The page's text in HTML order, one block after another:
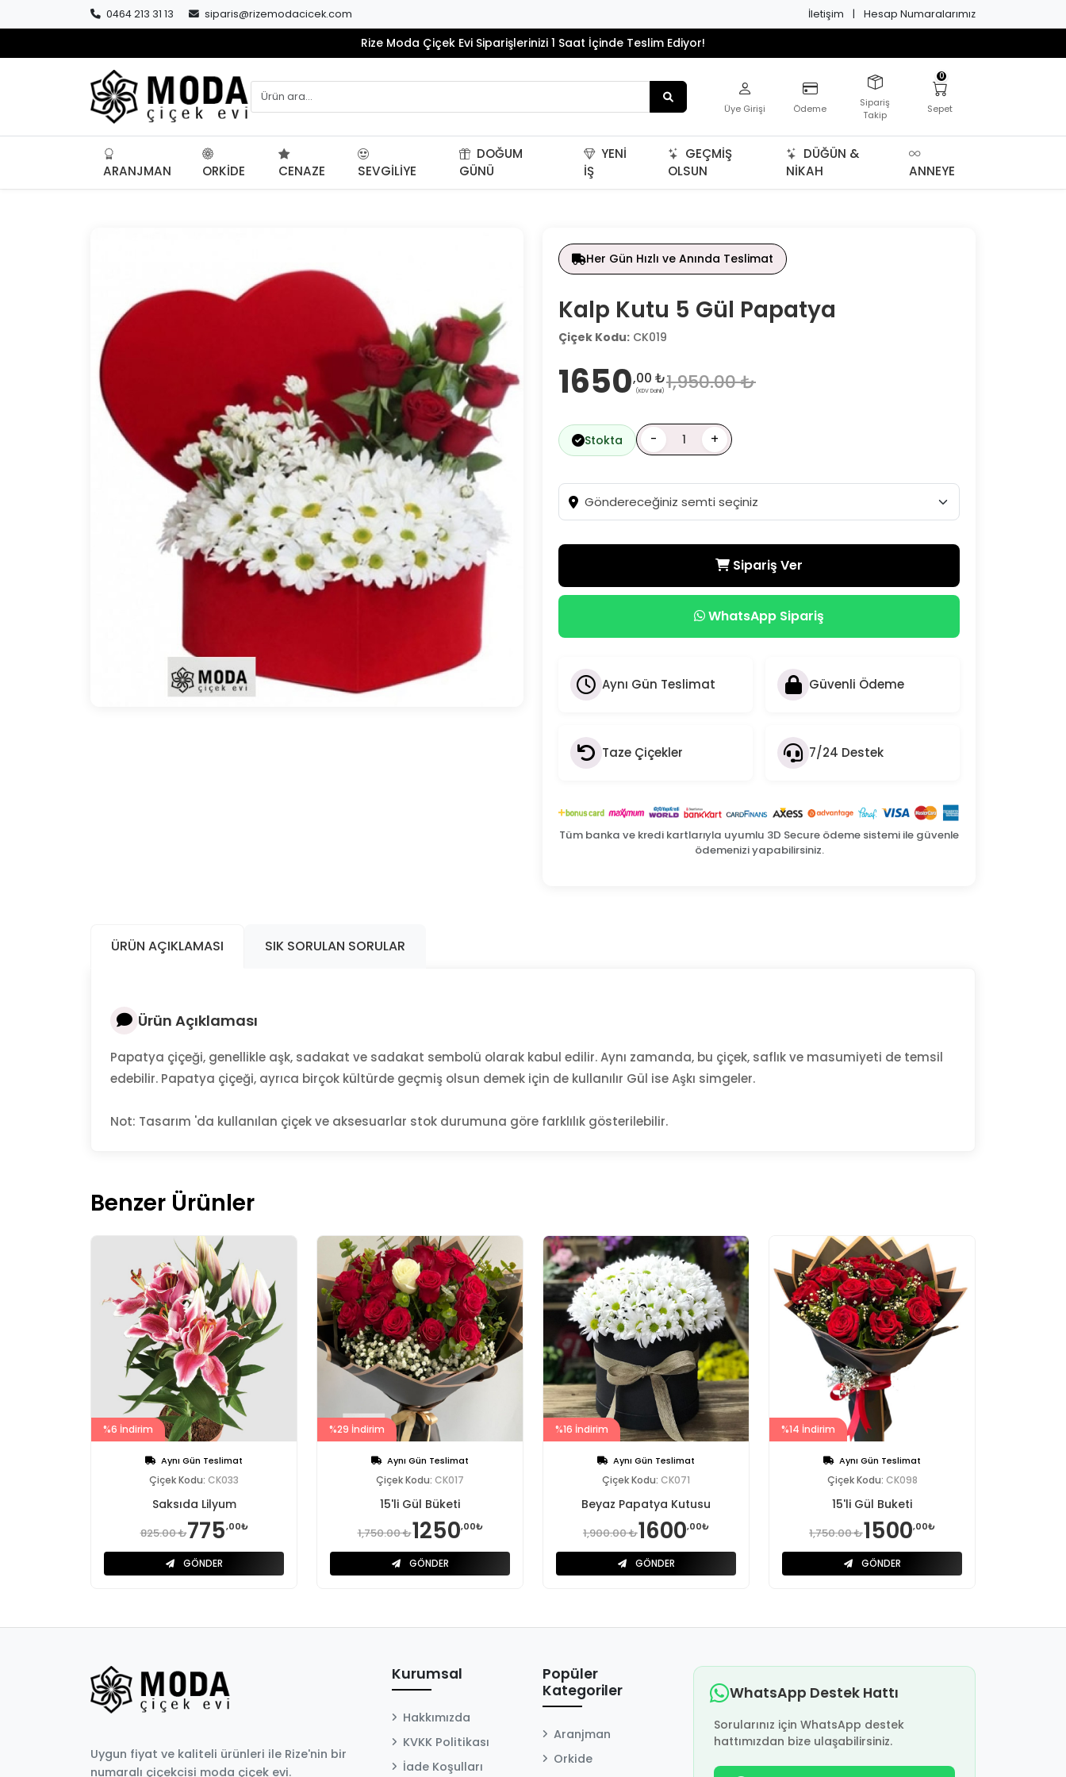
0464 213 31 13 siparis@rizemodacicek.com İletişim | Hesap Numaralarımız
Rize Moda Çiçek Evi Siparişlerinizi 1 Saat İçinde Teslim Ediyor!
Üye Girişi Ödeme
Sipariş
Takip
Sepet
0
ARANJMAN ORKIDE CENAZE SEVGILIYE
DOĞUM
GÜNÜ
YENI
İŞ
GEÇMIŞ
OLSUN
DÜĞÜN &
NIKAH
ANNEYE
Her Gün Hızlı ve Anında Teslimat
Kalp Kutu 5 Gül Papatya
Çiçek Kodu: CK019
1650,00 ₺
(KDV Dahil) 1,950.00 ₺
Stokta - +
Sipariş Ver
WhatsApp Sipariş
Aynı Gün Teslimat Güvenli Ödeme
Taze Çiçekler 7/24 Destek
Tüm banka ve kredi kartlarıyla uyumlu 3D Secure ödeme sistemi ile güvenle
ödemenizi yapabilirsiniz.
ÜRÜN AÇIKLAMASI SIK SORULAN SORULAR
Ürün Açıklaması
Papatya çiçeği, genellikle aşk, sadakat ve sadakat sembolü olarak kabul edilir. Aynı zamanda, bu çiçek, saflık ve masumiyeti de temsil
edebilir. Papatya çiçeği, ayrıca birçok kültürde geçmiş olsun demek için de kullanılır Gül ise Aşkı simgeler.
Not: Tasarım 'da kullanılan çiçek ve aksesuarlar stok durumuna göre farklılık gösterilebilir.
Benzer Ürünler
%6 İndirim
Aynı Gün Teslimat
Çiçek Kodu: CK033
Saksıda Lilyum
825.00 ₺775,00₺
GÖNDER
%29 İndirim
Aynı Gün Teslimat
Çiçek Kodu: CK017
15'li Gül Büketi
1,750.00 ₺1250,00₺
GÖNDER
%16 İndirim
Aynı Gün Teslimat
Çiçek Kodu: CK071
Beyaz Papatya Kutusu
1,900.00 ₺1600,00₺
GÖNDER
%14 İndirim
Aynı Gün Teslimat
Çiçek Kodu: CK098
15'li Gül Buketi
1,750.00 ₺1500,00₺
GÖNDER
Uygun fiyat ve kaliteli ürünleri ile Rize'nin bir
numaralı çiçekcisi moda çiçek evi.
Kurumsal
Hakkımızda
KVKK Politikası
İade Koşulları
Popüler
Kategoriler
Aranjman
Orkide
WhatsApp Destek Hattı
Sorularınız için WhatsApp destek
hattımızdan bize ulaşabilirsiniz.